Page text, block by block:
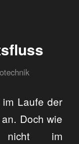
Laufe der
Doch wie
im